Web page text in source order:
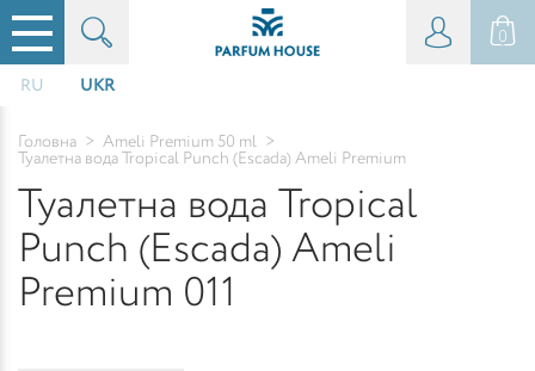
0
RU UKR
Головна > Ameli Premium 50 ml >
Туалетна вода Tropical Punch (Escada) Ameli Premium
Туалетна вода Tropical
Punch (Escada) Ameli
Premium 011